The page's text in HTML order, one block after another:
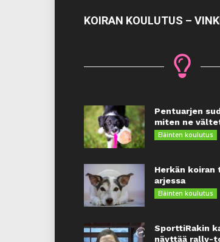
KOIRAN KOULUTUS –
Pentuarjen
miten ne
Eläinten koulutus
Herkän koiran
arjessa
Eläinten koulutus
SporttiRakin
näyttää rally-